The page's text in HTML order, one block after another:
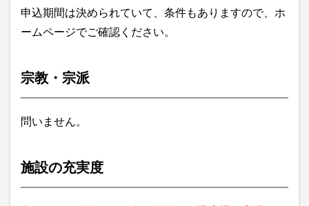
申込期間は決められていて、条件もありますので、ホ
ームページでご確認ください。
宗教・宗派
問いません。
施設の充実度